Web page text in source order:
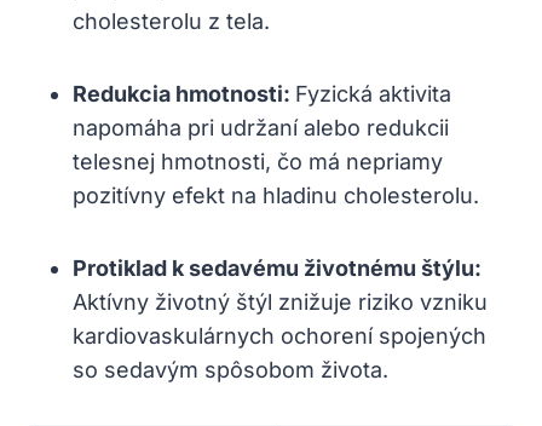
cholesterolu z tela.
Redukcia hmotnosti: Fyzická aktivita
napomáha pri udržaní alebo redukcii
telesnej hmotnosti, čo má nepriamy
pozitívny efekt na hladinu cholesterolu.
Protiklad k sedavému životnému štýlu:
Aktívny životný štýl znižuje riziko vzniku
kardiovaskulárnych ochorení spojených
so sedavým spôsobom života.